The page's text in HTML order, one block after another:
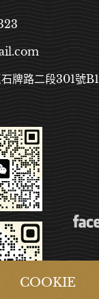
COOKIE
牌路二段301號B1